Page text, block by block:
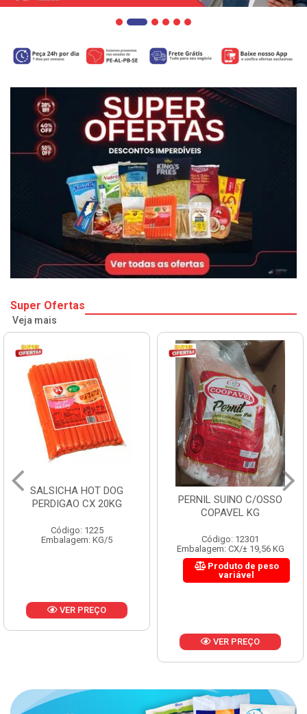
Super Ofertas
Veja mais
SALSICHA HOT DOG
PERDIGAO CX 20KG
Código: 1225
Embalagem: KG/5
VER PREÇO
PERNIL SUINO C/OSSO
COPAVEL KG
Código: 12301
Embalagem: CX/± 19,56 KG
Produto de peso
variável
VER PREÇO